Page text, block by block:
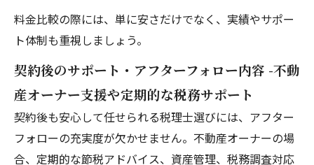
料金比較の際には、単に安さだけでなく、実績やサポー
ト体制も重視しましょう。
契約後のサポート・アフターフォロー内容 -不動
産オーナー支援や定期的な税務サポート
契約後も安心して任せられる税理士選びには、アフター
フォローの充実度が欠かせません。不動産オーナーの場
合、定期的な節税アドバイス、資産管理、税務調査対応